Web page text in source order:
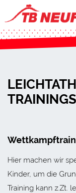
Hier machen wir
Kinder, um die
Training kann z.Zt.